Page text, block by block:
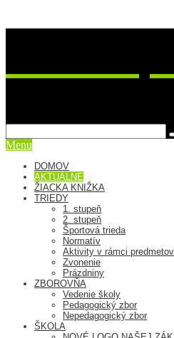
Menu
DOMOV
AKTUÁLNE
ŽIACKA KNIŽKA
TRIEDY
1. stupeň
2. stupeň
Športová trieda
Normatív
Aktivity v rámci predmetov
Zvonenie
Prázdniny
ZBOROVŇA
Vedenie školy
Pedagogický zbor
Nepedagogický zbor
ŠKOLA